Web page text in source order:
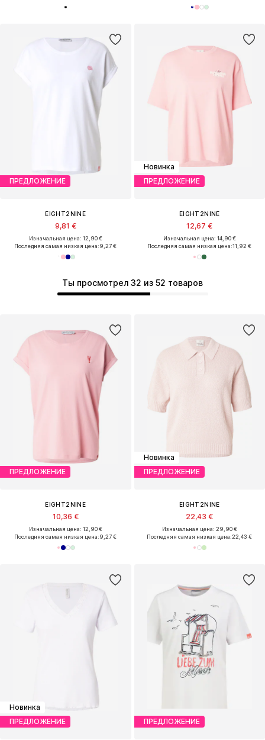
Ты просмотрел 32 из 52 товаров
ПРЕДЛОЖЕНИЕ
EIGHT2NINE
9,81 €
Изначальная цена: 12,90 €
Последняя самая низкая цена:9,27 €
Новинка
ПРЕДЛОЖЕНИЕ
EIGHT2NINE
12,67 €
Изначальная цена: 14,90 €
Последняя самая низкая цена:11,92 €
ПРЕДЛОЖЕНИЕ
EIGHT2NINE
10,36 €
Изначальная цена: 12,90 €
Последняя самая низкая цена:9,27 €
Новинка
ПРЕДЛОЖЕНИЕ
EIGHT2NINE
22,43 €
Изначальная цена: 29,90 €
Последняя самая низкая цена:22,43 €
Новинка
ПРЕДЛОЖЕНИЕ
ПРЕДЛОЖЕНИЕ